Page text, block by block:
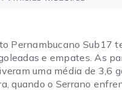
Pernambucano Sub17
e empates. As
uma média de 3,6
quando o Serrano